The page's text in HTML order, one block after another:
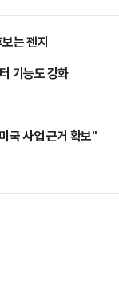
는 젠지
기능도 강화
국 사업 근거 확보"